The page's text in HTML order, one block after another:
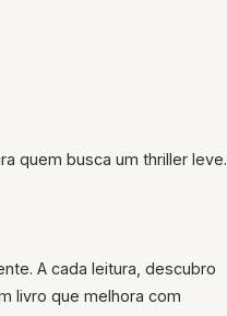
quem busca um thriller leve.
A cada leitura, descubro
livro que melhora com